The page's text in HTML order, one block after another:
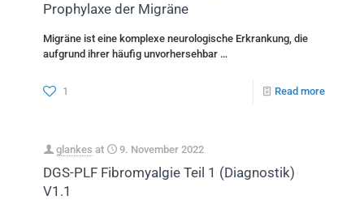
Prophylaxe der Migräne
Migräne ist eine komplexe neurologische Erkrankung, die
aufgrund ihrer häufig unvorhersehbar …
1 Read more
glankes at 9. November 2022
DGS-PLF Fibromyalgie Teil 1 (Diagnostik)
V1.1